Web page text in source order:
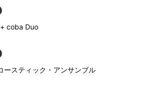
coba Duo
ースティック・アンサンブル